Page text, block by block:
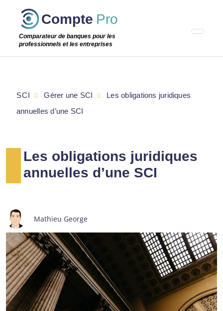
Passer
étape
Compte Pro
Comparateur de banques pour les
professionnels et les entreprises
Les obligations juridiques
annuelles d’une SCI
Mathieu George
SCI Gérer une SCI
Les obligations juridiques
annuelles d’une SCI